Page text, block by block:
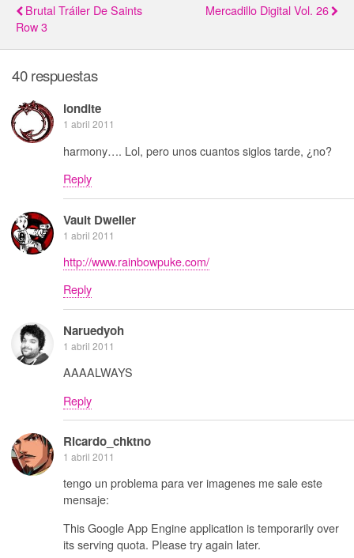
Brutal Tráiler De Saints
Row 3
Mercadillo Digital Vol. 26
40 respuestas
londite
1 abril 2011
harmony…. Lol, pero unos cuantos siglos tarde, ¿no?
Reply
Vault Dweller
1 abril 2011
http://www.rainbowpuke.com/
Reply
Naruedyoh
1 abril 2011
AAAALWAYS
Reply
Ricardo_chktno
1 abril 2011
tengo un problema para ver imagenes me sale este
mensaje:
This Google App Engine application is temporarily over
its serving quota. Please try again later.